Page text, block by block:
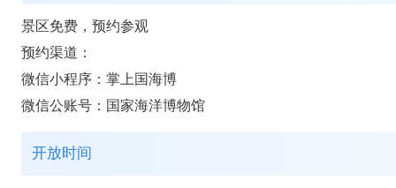
景区免费，预约参观
预约渠道：
微信小程序：掌上国海博
微信公账号：国家海洋博物馆
开放时间